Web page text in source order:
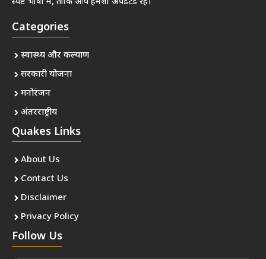
Categories
स्वास्थ्य और कल्याण
सरकारी योजना
मनोरंजन
अंतरराष्ट्रीय
Quakes Links
About Us
Contact Us
Disclaimer
Privacy Policy
Follow Us